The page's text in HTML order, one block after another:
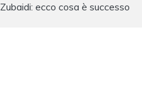
Zubaidi: ecco cosa è successo